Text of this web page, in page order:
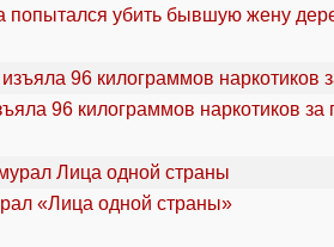
попытался убить бывшую жену
96 килограммов наркотиков за
«Лица одной страны»